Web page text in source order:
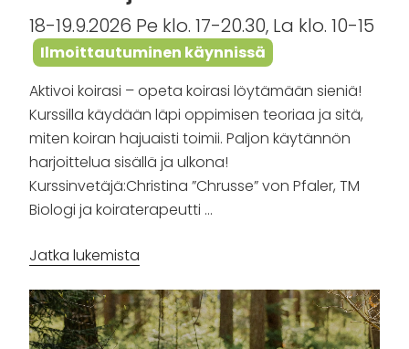
18-19.9.2026 Pe klo. 17-20.30, La klo. 10-15
Ilmoittautuminen käynnissä
Aktivoi koirasi – opeta koirasi löytämään sieniä!
Kurssilla käydään läpi oppimisen teoriaa ja sitä,
miten koiran hajuaisti toimii. Paljon käytännön
harjoittelua sisällä ja ulkona!
Kurssinvetäjä:Christina ”Chrusse” von Pfaler, TM
Biologi ja koiraterapeutti …
Jatka lukemista
löytämään
kantarelleja”